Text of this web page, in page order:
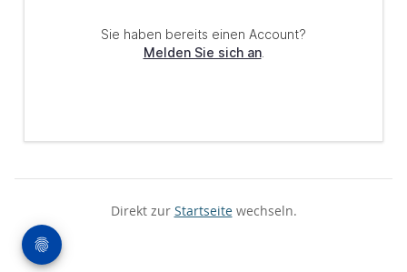
Direkt zur Startseitewechseln.